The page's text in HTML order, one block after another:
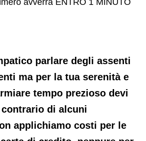
avverrà ENTRO 1 MINUTO
parlare degli assenti
ma per la tua serenità e
tempo prezioso devi
di alcuni
applichiamo costi per le